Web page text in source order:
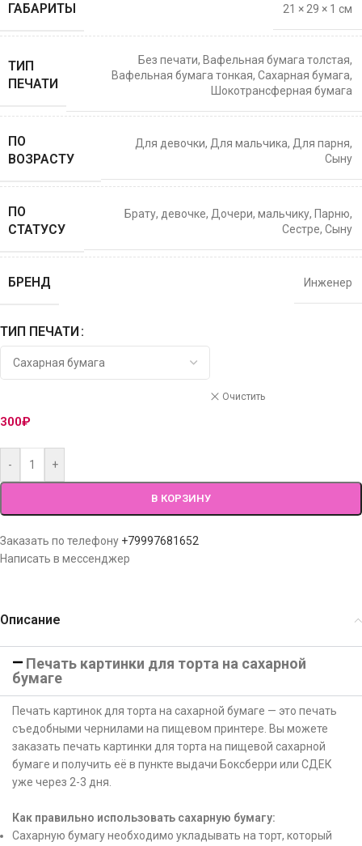
ГАБАРИТЫ 21 × 29 × 1 см
ТИП
ПЕЧАТИ
Без печати, Вафельная бумага толстая,
Вафельная бумага тонкая, Сахарная бумага,
Шокотрансферная бумага
ПО
ВОЗРАСТУ
Для девочки, Для мальчика, Для парня,
Сыну
ПО
СТАТУСУ
Брату, девочке, Дочери, мальчику, Парню,
Сестре, Сыну
БРЕНД Инженер
ТИП ПЕЧАТИ
Очистить
300₽
- +
В КОРЗИНУ
Заказать по телефону +79997681652
Написать в мессенджер
Описание
Печать картинки для торта на сахарной
бумаге
Печать картинок для торта на сахарной бумаге — это печать
съедобными чернилами на пищевом принтере. Вы можете
заказать печать картинки для торта на пищевой сахарной
бумаге и получить её в пункте выдачи Боксберри или СДЕК
уже через 2-3 дня.
Как правильно использовать сахарную бумагу:
Сахарную бумагу необходимо укладывать на торт, который